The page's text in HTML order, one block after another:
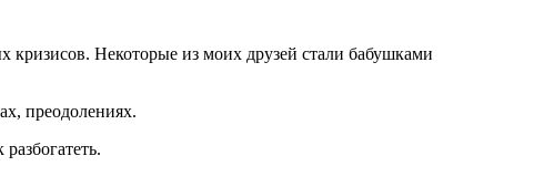
кризисов. Некоторые из моих друзей стали бабушками
преодолениях.